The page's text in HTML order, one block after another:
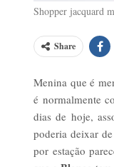
Shopper jacquard
Share
Menina que é
é normalmente
dias de hoje,
poderia deixar
por estação